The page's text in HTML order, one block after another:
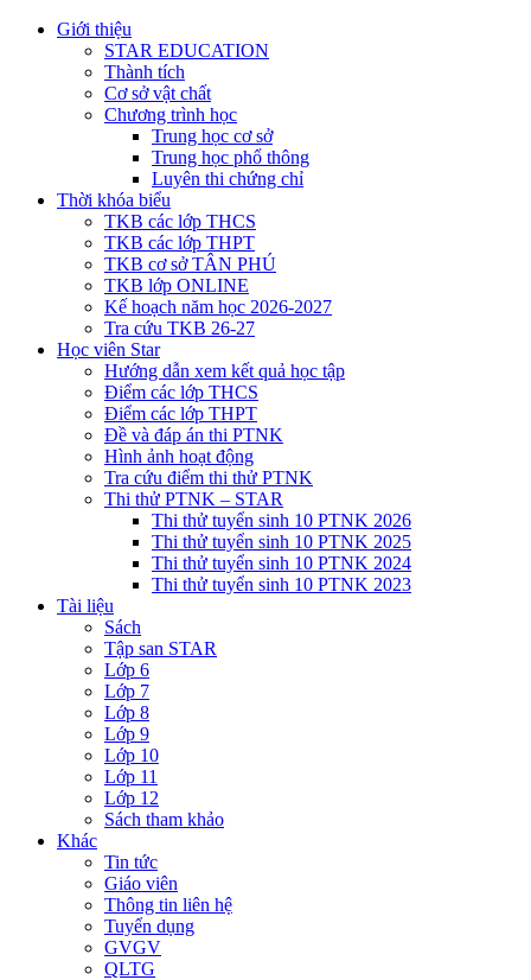
Giới thiệu
STAR EDUCATION
Thành tích
Cơ sở vật chất
Chương trình học
Trung học cơ sở
Trung học phổ thông
Luyên thi chứng chỉ
Thời khóa biểu
TKB các lớp THCS
TKB các lớp THPT
TKB cơ sở TÂN PHÚ
TKB lớp ONLINE
Kế hoạch năm học 2026-2027
Tra cứu TKB 26-27
Học viên Star
Hướng dẫn xem kết quả học tập
Điểm các lớp THCS
Điểm các lớp THPT
Đề và đáp án thi PTNK
Hình ảnh hoạt động
Tra cứu điểm thi thử PTNK
Thi thử PTNK – STAR
Thi thử tuyển sinh 10 PTNK 2026
Thi thử tuyển sinh 10 PTNK 2025
Thi thử tuyển sinh 10 PTNK 2024
Thi thử tuyển sinh 10 PTNK 2023
Tài liệu
Sách
Tập san STAR
Lớp 6
Lớp 7
Lớp 8
Lớp 9
Lớp 10
Lớp 11
Lớp 12
Sách tham khảo
Khác
Tin tức
Giáo viên
Thông tin liên hệ
Tuyển dụng
GVGV
QLTG